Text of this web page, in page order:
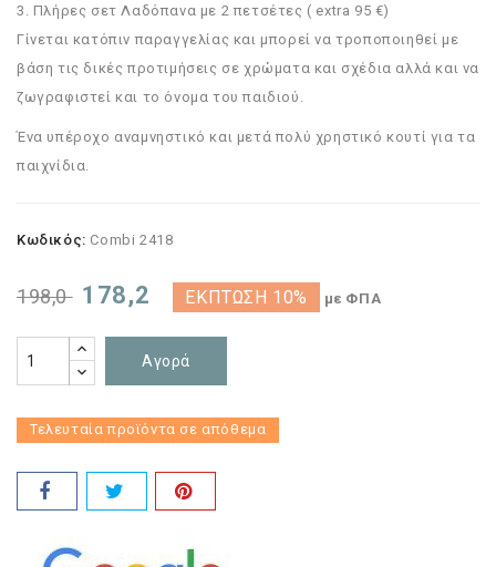
3. Πλήρες σετ Λαδόπανα με 2 πετσέτες ( extra 95 €)
Γίνεται κατόπιν παραγγελίας και μπορεί να τροποποιηθεί με
βάση τις δικές προτιμήσεις σε χρώματα και σχέδια αλλά και να
ζωγραφιστεί και το όνομα του παιδιού.
Ένα υπέροχο αναμνηστικό και μετά πολύ χρηστικό κουτί για τα
παιχνίδια.
Κωδικός: Combi 2418
198,0 178,2 ΈΚΠΤΩΣΗ 10% με ΦΠΑ
Αγορά
Τελευταία προϊόντα σε απόθεμα